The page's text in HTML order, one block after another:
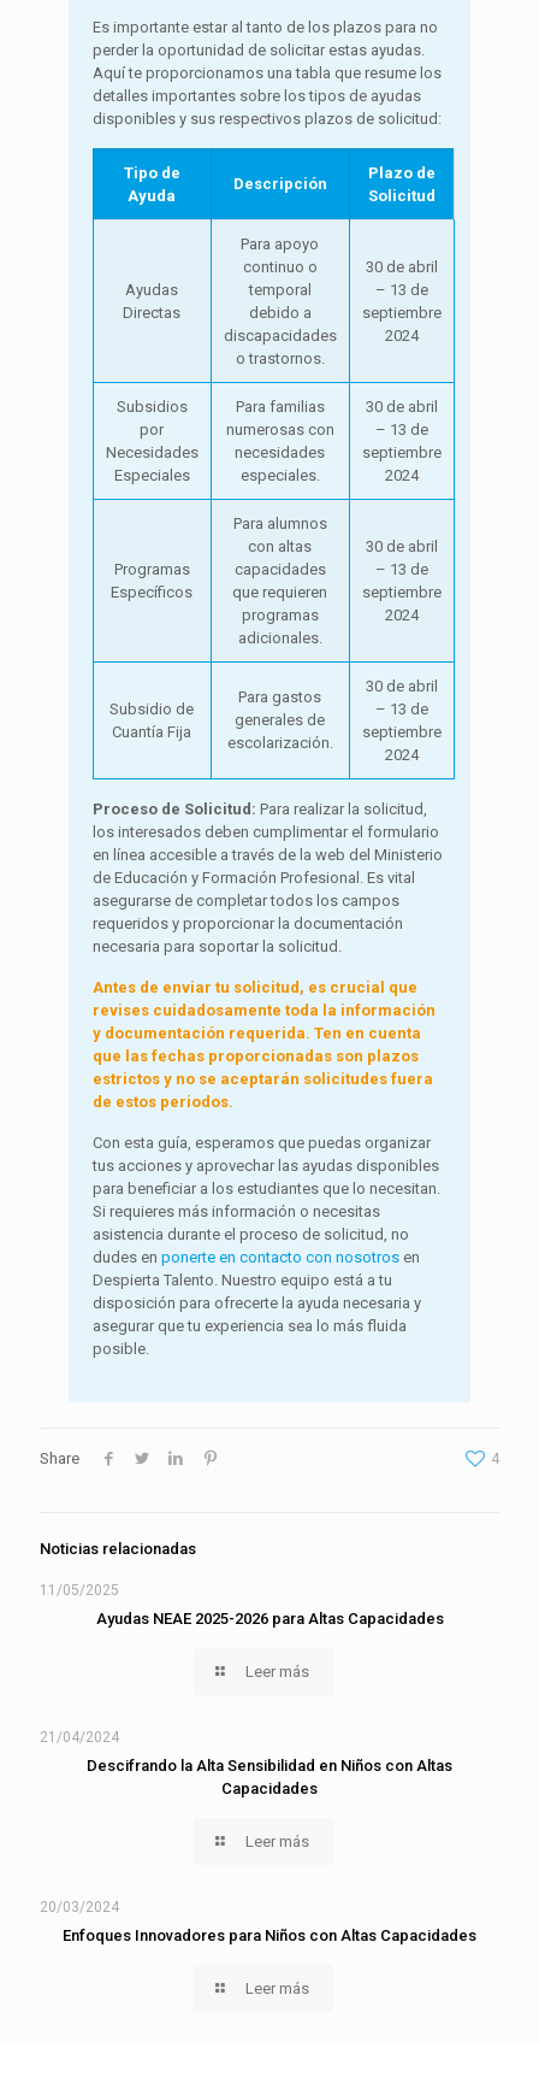
Es importante estar al tanto de los plazos para no
perder la oportunidad de solicitar estas ayudas.
Aquí te proporcionamos una tabla que resume los
detalles importantes sobre los tipos de ayudas
disponibles y sus respectivos plazos de solicitud:
Tipo de
Ayuda
Descripción
Plazo de
Solicitud
Ayudas
Directas
Para apoyo
continuo o
temporal
debido a
discapacidades
o trastornos.
30 de abril
– 13 de
septiembre
2024
Subsidios
por
Necesidades
Especiales
Para familias
numerosas con
necesidades
especiales.
30 de abril
– 13 de
septiembre
2024
Programas
Específicos
Para alumnos
con altas
capacidades
que requieren
programas
adicionales.
30 de abril
– 13 de
septiembre
2024
Subsidio de
Cuantía Fija
Para gastos
generales de
escolarización.
30 de abril
– 13 de
septiembre
2024
Proceso de Solicitud: Para realizar la solicitud,
los interesados deben cumplimentar el formulario
en línea accesible a través de la web del Ministerio
de Educación y Formación Profesional. Es vital
asegurarse de completar todos los campos
requeridos y proporcionar la documentación
necesaria para soportar la solicitud.
Antes de enviar tu solicitud, es crucial que
revises cuidadosamente toda la información
y documentación requerida. Ten en cuenta
que las fechas proporcionadas son plazos
estrictos y no se aceptarán solicitudes fuera
de estos periodos.
Con esta guía, esperamos que puedas organizar
tus acciones y aprovechar las ayudas disponibles
para beneficiar a los estudiantes que lo necesitan.
Si requieres más información o necesitas
asistencia durante el proceso de solicitud, no
dudes en ponerte en contacto con nosotrosen
Despierta Talento. Nuestro equipo está a tu
disposición para ofrecerte la ayuda necesaria y
asegurar que tu experiencia sea lo más fluida
posible.
Share 4
Noticias relacionadas
11/05/2025
Ayudas NEAE 2025-2026 para Altas Capacidades
Leer más
21/04/2024
Descifrando la Alta Sensibilidad en Niños con Altas
Capacidades
Leer más
20/03/2024
Enfoques Innovadores para Niños con Altas Capacidades
Leer más